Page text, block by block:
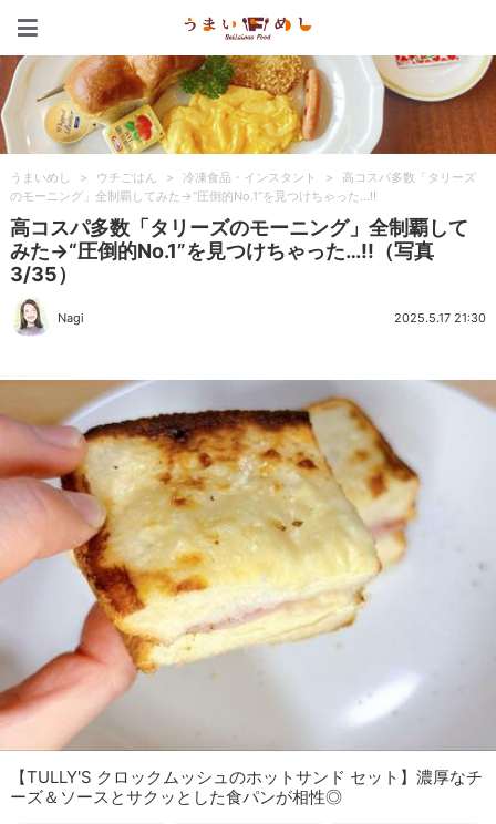
うまいめし > ウチごはん > 冷凍食品・インスタント >
高コスパ多数「タリーズ
のモーニング」全制覇してみた→“圧倒的No.1”を見つけちゃった…!!
高コスパ多数「タリーズのモーニング」全制覇して
みた→“圧倒的No.1”を見つけちゃった…!!（写真
3/35）
Nagi 2025.5.17 21:30
【TULLY'S クロックムッシュのホットサンド セット】濃厚なチ
ーズ＆ソースとサクッとした食パンが相性◎